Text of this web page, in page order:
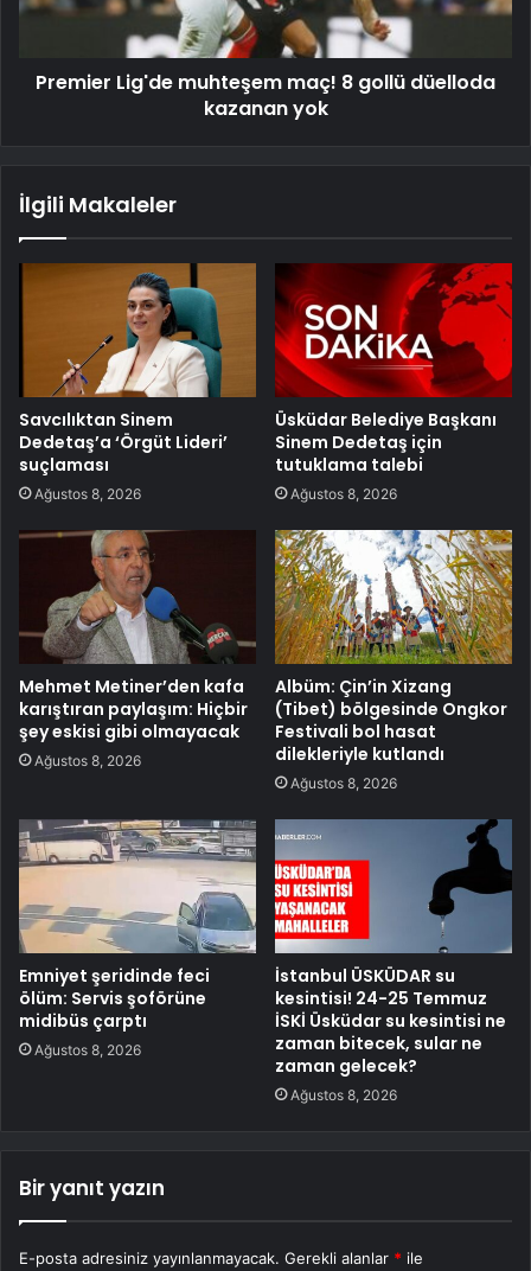
Premier Lig'de muhteşem maç! 8 gollü düelloda
kazanan yok
İlgili Makaleler
Savcılıktan Sinem
Dedetaş’a ‘Örgüt Lideri’
suçlaması
Ağustos 8, 2026
Üsküdar Belediye Başkanı
Sinem Dedetaş için
tutuklama talebi
Ağustos 8, 2026
Mehmet Metiner’den kafa
karıştıran paylaşım: Hiçbir
şey eskisi gibi olmayacak
Ağustos 8, 2026
Albüm: Çin’in Xizang
(Tibet) bölgesinde Ongkor
Festivali bol hasat
dilekleriyle kutlandı
Ağustos 8, 2026
Emniyet şeridinde feci
ölüm: Servis şoförüne
midibüs çarptı
Ağustos 8, 2026
İstanbul ÜSKÜDAR su
kesintisi! 24-25 Temmuz
İSKİ Üsküdar su kesintisi ne
zaman bitecek, sular ne
zaman gelecek?
Ağustos 8, 2026
Bir yanıt yazın
E-posta adresiniz yayınlanmayacak. Gerekli alanlar * ile